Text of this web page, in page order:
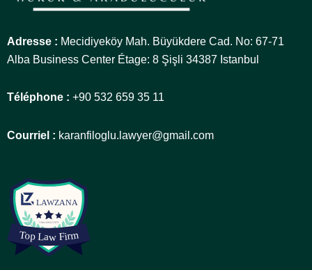
Adresse : Mecidiyeköy Mah. Büyükdere Cad. No: 67-71
Alba Business Center Étage: 8 Şişli 34387 Istanbul
Téléphone : +90 532 659 35 11
Courriel : karanfiloglu.lawyer@gmail.com